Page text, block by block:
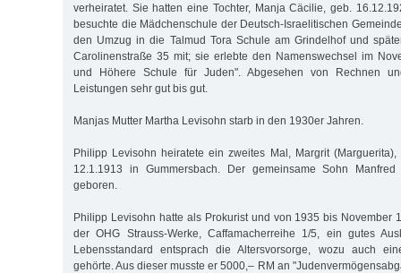
verheiratet. Sie hatten eine Tochter, Manja Cäcilie, geb.
besuchte die Mädchenschule der Deutsch-Israelitischen
den Umzug in die Talmud Tora Schule am Grindelhof und
Carolinenstraße 35 mit; sie erlebte den Namenswechsel im
und Höhere Schule für Juden". Abgesehen von Rechnen
Leistungen sehr gut bis gut.
Manjas Mutter Martha Levisohn starb in den 1930er Jahren.
Philipp Levisohn heiratete ein zweites Mal, Margrit
12.1.1913 in Gummersbach. Der gemeinsame Sohn
geboren.
Philipp Levisohn hatte als Prokurist und von 1935 bis November
der OHG Strauss-Werke, Caffamacherreihe 1/5, ein gutes
Lebensstandard entsprach die Altersvorsorge, wozu auch
gehörte. Aus dieser musste er 5000,– RM an